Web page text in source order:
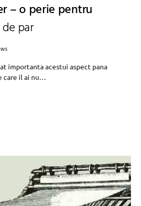
– o perie pentru
par
importanta acestui aspect pana
care il ai nu…